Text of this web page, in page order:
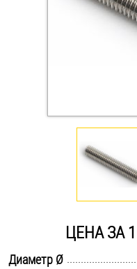
Крюки, кольца с
Крюки, кольца с
Оснастка и
Саморезы и
ЦЕНА ЗА
Диаметр Ø